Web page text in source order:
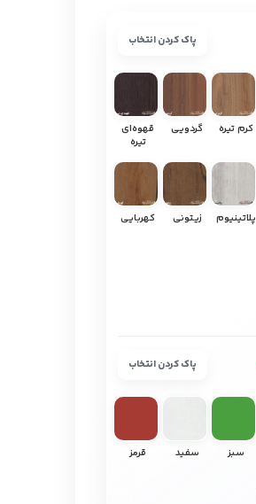
پاک کردن انتخاب
کرم تیره گردویی
قهوه‌ای
تیره
پلاتینیوم زیتونی کهربایی
پاک کردن انتخاب
سبز سفید قرمز